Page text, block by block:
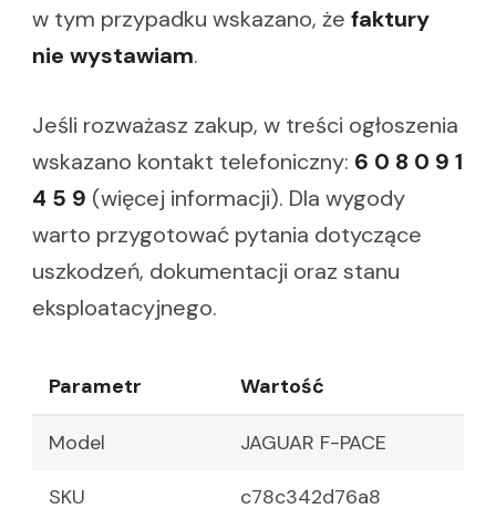
w tym przypadku wskazano, że faktury
nie wystawiam.
Jeśli rozważasz zakup, w treści ogłoszenia
wskazano kontakt telefoniczny: 6 0 8 0 9 1
4 5 9 (więcej informacji). Dla wygody
warto przygotować pytania dotyczące
uszkodzeń, dokumentacji oraz stanu
eksploatacyjnego.
Parametr Wartość
Model JAGUAR F-PACE
SKU c78c342d76a8